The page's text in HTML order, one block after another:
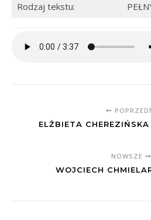
Rodzaj tekstu:
ELŻBIETA
NOWSZE
WOJCIECH